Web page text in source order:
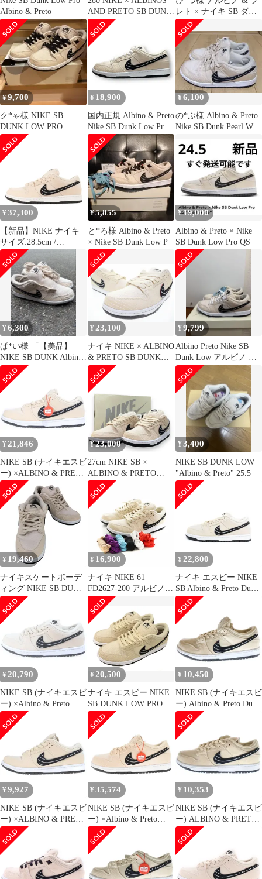
Albino & Preto
AND PRETO SB DUNK
PRO
レト × ナイキ SB ダン
ク ロー プロ QS パー
¥9,700
ク*ゃ様 NIKE SB
DUNK LOW PRO
/ALBINO PRETO
¥ 18,900
国内正規 Albino & Preto
Nike SB Dunk Low Pro
QS Pearl White FD2627-
200 ダンク スニーカー
アルビノ & プレト パ
ールホワイト ナイキ
29cm 72591A1
¥6,100
の*ぶ様 Albino & Preto
Nike SB Dunk Pearl W
¥ 37,300
【新品】NIKE ナイキ
サイズ:28.5cm /
ALBINO&PRETO SB
DUNK LOW PRO QS
(FD2627-200) アルビノ
アンド プレト コラボ
ダンク ロー プロ / フォ
シル ブラック / US10.5
¥5,855
と*ろ様 Albino & Preto
× Nike SB Dunk Low P
¥19,000
Albino & Preto × Nike
SB Dunk Low Pro QS
¥6,300
ぱ*い様 「【美品】
NIKE SB DUNK Albino
& Preto 27
¥23,100
ナイキ NIKE × ALBINO
& PRETO SB DUNK
LOW PRO QS PEARL
WHITE 27.5cm FD2627-
200 アルビノ アンド プ
レト ダンク ロー パー
ル ホワイト 【ブランド
古着ベクトル】【中
古】▲■260216
¥9,799
Albino Preto Nike SB
Dunk Low アルビノ プ
レト
¥ 21,846
NIKE SB (ナイキエスビ
ー) ×ALBINO & PRETO
DUNK LOW PRO QS
PEARL WHITE 27.5cm
FD2627-200 アルビノア
ンドプレト ダンク ロー
カットスニーカー ホワ
イト US9.5/27.5cm
¥23,000
27cm NIKE SB ×
ALBINO & PRETO
Dunk Low
¥3,400
NIKE SB DUNK LOW
"Albino & Preto" 25.5
¥ 19,460
ナイキスケートボーデ
ィング NIKE SB DUNK
LOW PRO QS ALBINO
& PRETO メンズ JPN：
30
¥ 16,900
ナイキ NIKE 61
FD2627-200 アルビノ&
プレト×ナイキ SB ダン
ク ロー フォッシル
■GY12
¥ 22,800
ナイキ エスビー NIKE
SB Albino & Preto Dunk
Low Pro QS Pearl White
アルビノ&プレト ダン
ク ロー プロ パールホ
ワイト スニーカー
US7.5 ベージュ
FD2627-200 ■GY20
¥ 20,790
NIKE SB (ナイキエスビ
ー) ×Albino & Preto
DUNK LOW PRO QS
FD2627-200 アルビノ
プレト ダンク プロ パ
ールホワイト ローカッ
トスニーカー ベージュ
US9.5/27.5cm
¥ 20,500
ナイキ エスビー NIKE
SB DUNK LOW PRO
QS ALBINO & PRETO
FD2627-200 ダンク ロ
ー プロ QS 30cm ベー
ジュ系 スニーカー 靴
シューズ
¥ 10,450
NIKE SB (ナイキエスビ
ー) Albino & Preto Dunk
Low Pro QS Pearl White
アルビノ&プレト ダン
ク ロー プロ QS パール
ホワイト ローカットス
ニーカー US9/27cm
FD2627-200
¥ 9,927
NIKE SB (ナイキエスビ
ー) ×ALBINO & PRETO
DUNK LOW PRO QS
PEARL WHITE
FD2627-200 アルビノア
ンドプレト ダンク ロー
カットスニーカー
¥ 35,574
NIKE SB (ナイキエスビ
ー) ×Albino & Preto
Dunk Low Pro QS ダン
ク ローカットスニーカ
ー シューズ ホワイト
US10.5/28.5cm FD2627-
200
¥ 10,353
NIKE SB (ナイキエスビ
ー) ALBINO & PRETO
DUNK LOW PRO QS
FD2627-200 アルビノ
アンド プレト ダンク
ローカットスニーカー
ベージュ レディース